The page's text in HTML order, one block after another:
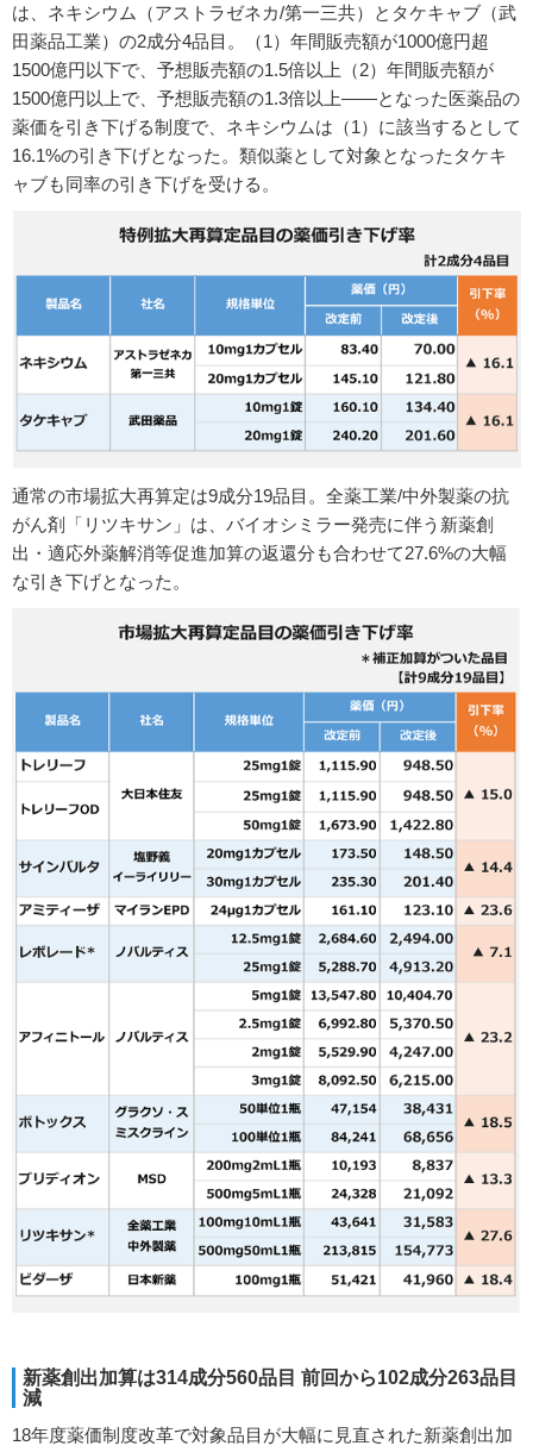
は、ネキシウム（アストラゼネカ/第一三共）とタケキャブ（武
田薬品工業）の2成分4品目。（1）年間販売額が1000億円超
1500億円以下で、予想販売額の1.5倍以上（2）年間販売額が
1500億円以上で、予想販売額の1.3倍以上――となった医薬品の
薬価を引き下げる制度で、ネキシウムは（1）に該当するとして
16.1%の引き下げとなった。類似薬として対象となったタケキ
ャブも同率の引き下げを受ける。
通常の市場拡大再算定は9成分19品目。全薬工業/中外製薬の抗
がん剤「リツキサン」は、バイオシミラー発売に伴う新薬創
出・適応外薬解消等促進加算の返還分も合わせて27.6%の大幅
な引き下げとなった。
新薬創出加算は314成分560品目 前回から102成分263品目
減
18年度薬価制度改革で対象品目が大幅に見直された新薬創出加